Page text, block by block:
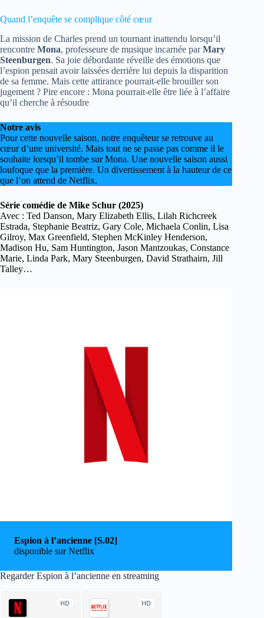
Quand l’enquête se complique côté cœur
La mission de Charles prend un tournant inattendu lorsqu’il
rencontre Mona, professeure de musique incarnée parMary
Steenburgen. Sa joie débordante réveille des émotions que
l’espion pensait avoir laissées derrière lui depuis la disparition
de sa femme. Mais cette attirance pourrait-elle brouiller son
jugement ? Pire encore : Mona pourrait-elle être liée à l’affaire
qu’il cherche à résoudre
Notre avis
Pour cette nouvelle saison, notre enquêteur se retrouve au
cœur d’une université. Mais tout ne se passe pas comme il le
souhaite lorsqu’il tombe sur Mona. Une nouvelle saison aussi
loufoque que la première. Un divertissement à la hauteur de ce
que l’on attend de Netflix.
Série comédie de Mike Schur (2025)
Avec : Ted Danson, Mary Elizabeth Ellis, Lilah Richcreek
Estrada, Stephanie Beatriz, Gary Cole, Michaela Conlin, Lisa
Gilroy, Max Greenfield, Stephen McKinley Henderson,
Madison Hu, Sam Huntington, Jason Mantzoukas, Constance
Marie, Linda Park, Mary Steenburgen, David Strathairn, Jill
Talley…
Espion à l’ancienne [S.02]
disponible sur Netflix
Regarder Espion à l’ancienne en streaming
HD HD